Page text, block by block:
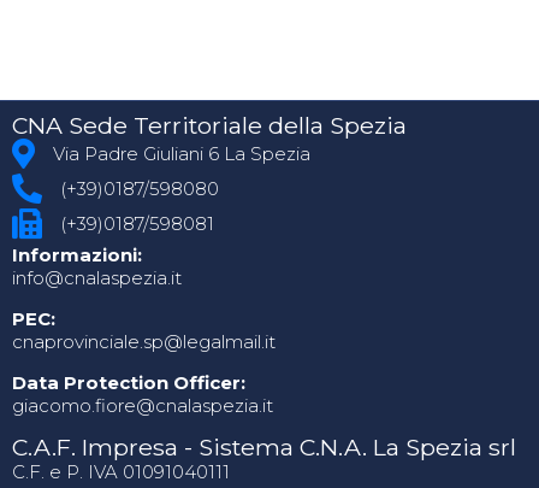
CNA Sede Territoriale della Spezia
Via Padre Giuliani 6 La Spezia
(+39)0187/598080
(+39)0187/598081
Informazioni:
info@cnalaspezia.it
PEC:
cnaprovinciale.sp@legalmail.it
Data Protection Officer:
giacomo.fiore@cnalaspezia.it
C.A.F. Impresa - Sistema C.N.A. La Spezia srl
C.F. e P. IVA 01091040111